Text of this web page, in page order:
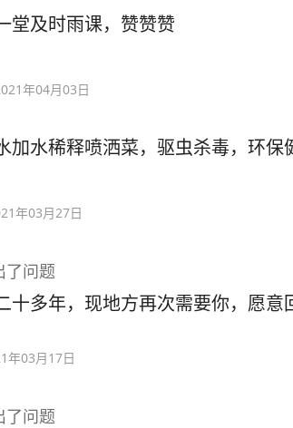
堂及时雨课，赞赞赞
年04月03日
加水稀释喷洒菜，驱虫杀毒，环保
年03月27日
了问题
十多年，现地方再次需要你，愿意
年03月17日
了问题